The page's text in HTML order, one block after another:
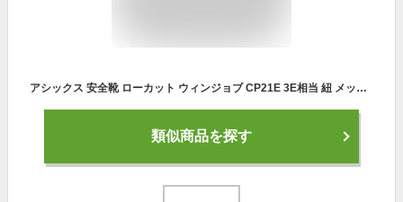
アシックス 安全靴 ローカット ウィンジョブ CP21E 3E相当 紐 メッシュ 静電気帯電防止 通気性 メンズ レディース 1273A038
類似商品を探す